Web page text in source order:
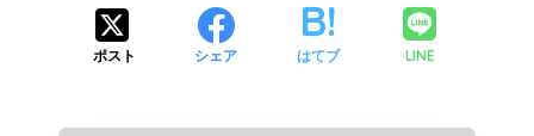
ポスト シェア はてブ LINE